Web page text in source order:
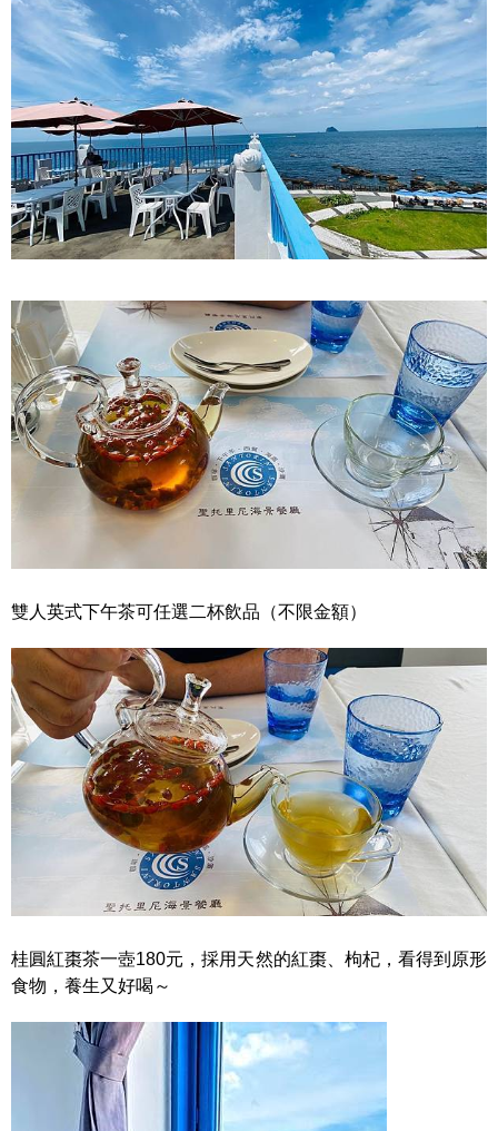
雙人英式下午茶可任選二杯飲品（不限金額）
桂圓紅棗茶一壺180元，採用天然的紅棗、枸杞，看得到原形
食物，養生又好喝～